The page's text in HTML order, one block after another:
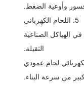
وأوعية الضغط.
5. اللحام الكهربائي
الهياكل الصناعية
الثقيلة.
لحام عمودي
من سرعة البناء.